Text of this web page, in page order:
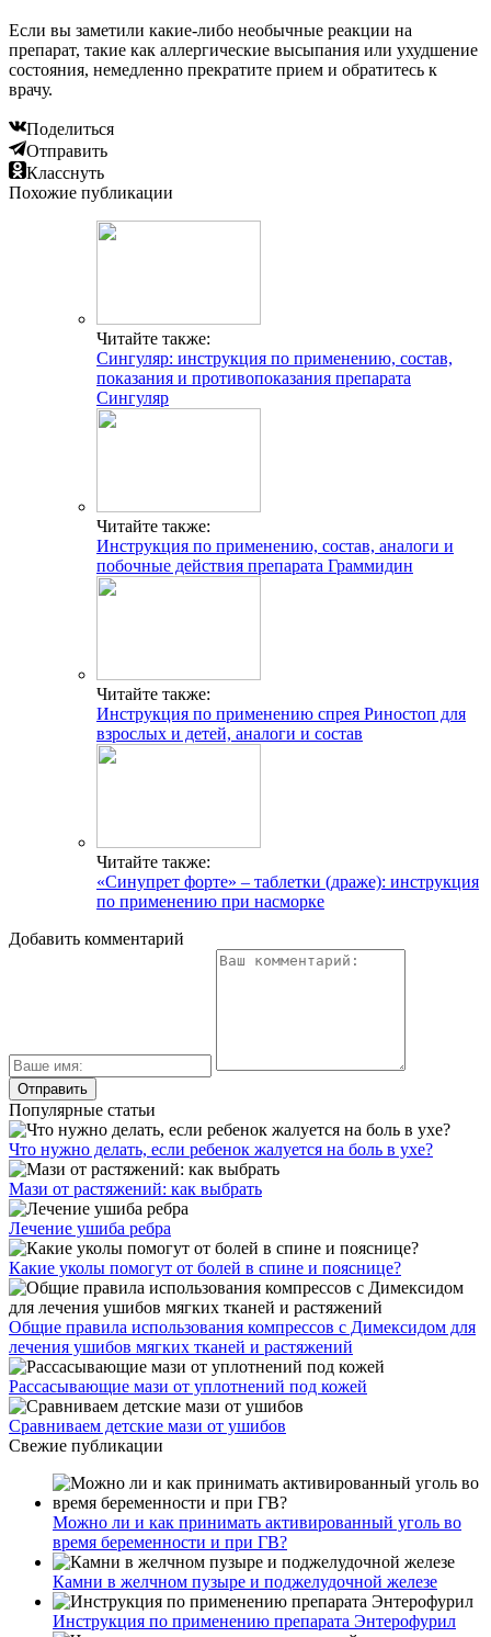
Если вы заметили какие-либо необычные реакции на
препарат, такие как аллергические высыпания или ухудшение
состояния, немедленно прекратите прием и обратитесь к
врачу.
Поделиться
Отправить
Класснуть
Похожие публикации
Читайте также:
Сингуляр: инструкция по применению, состав,
показания и противопоказания препарата
Сингуляр
Читайте также:
Инструкция по применению, состав, аналоги и
побочные действия препарата Граммидин
Читайте также:
Инструкция по применению спрея Риностоп для
взрослых и детей, аналоги и состав
Читайте также:
«Синупрет форте» – таблетки (драже): инструкция
по применению при насморке
Добавить комментарий
Популярные статьи
Что нужно делать, если ребенок жалуется на боль в ухе?
Мази от растяжений: как выбрать
Лечение ушиба ребра
Какие уколы помогут от болей в спине и пояснице?
Общие правила использования компрессов с Димексидом для
лечения ушибов мягких тканей и растяжений
Рассасывающие мази от уплотнений под кожей
Сравниваем детские мази от ушибов
Свежие публикации
Можно ли и как принимать активированный уголь во
время беременности и при ГВ?
Камни в желчном пузыре и поджелудочной железе
Инструкция по применению препарата Энтерофурил